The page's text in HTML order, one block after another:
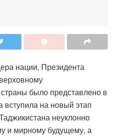
нации, Президента
было представлено в
вступила на новый этап
неуклонно
и мирному будущему, а